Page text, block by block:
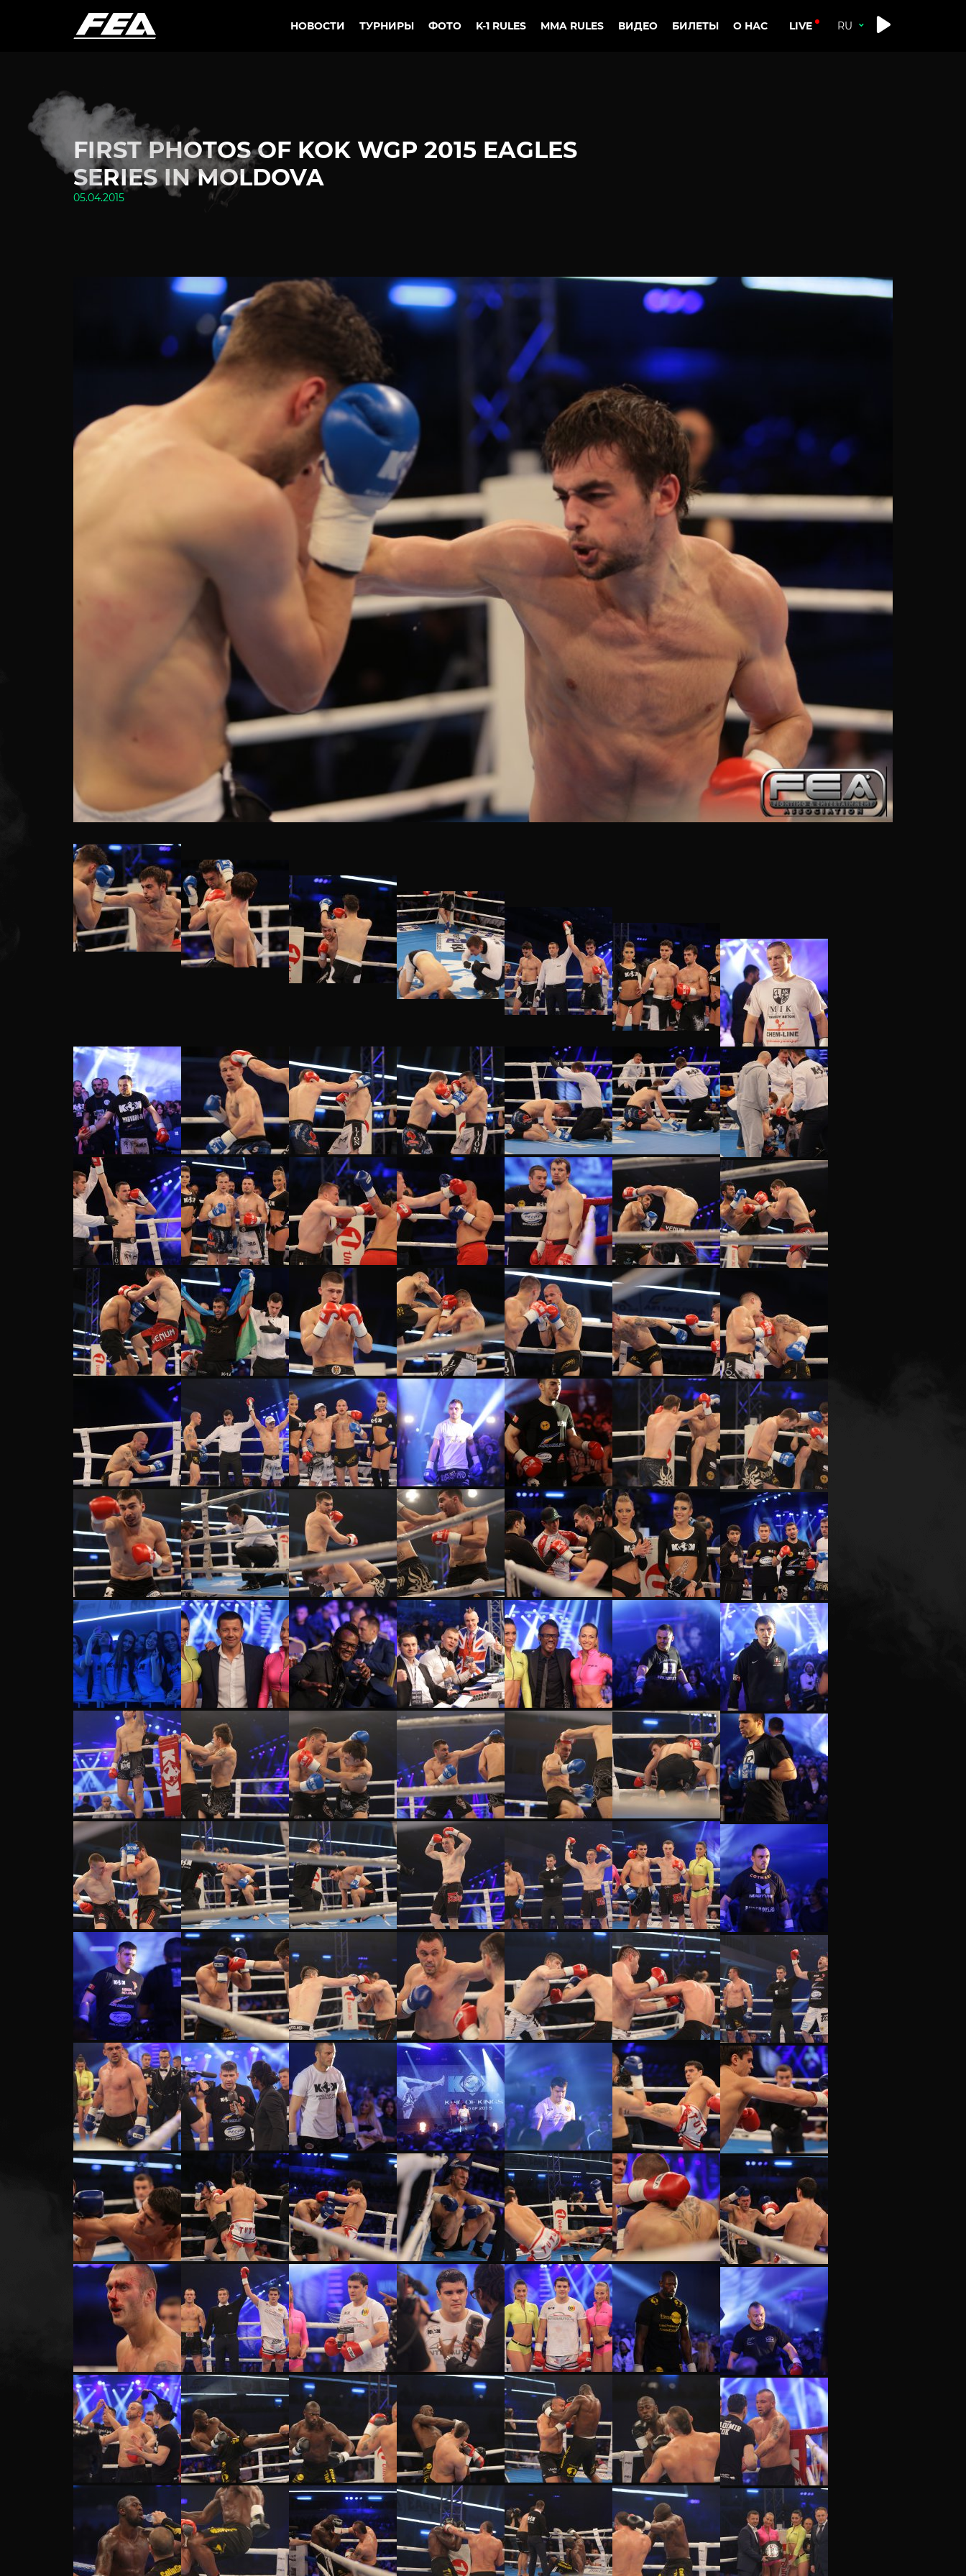
НОВОСТИ ТУРНИРЫ ФОТО K-1 RULES MMA RULES ВИДЕО БИЛЕТЫ О НАС LIVE
FIRST PHOTOS OF KOK WGP 2015 EAGLES
SERIES IN MOLDOVA
05.04.2015